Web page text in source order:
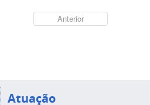
Anterior
Atuação